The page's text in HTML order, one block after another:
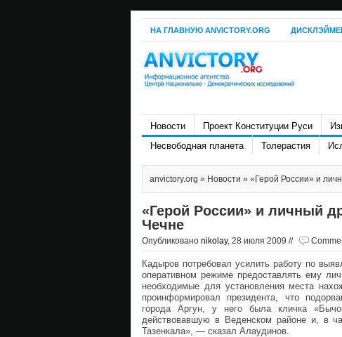
НА ГЛАВНУЮ ANVICTORY.ORG
Новости Проект Конституции Руси
Несвободная планета
Толерастия
anvictory.org » Новости » «Герой России» и
«Герой России» и личный
Чечне
Опубликовано nikolay, 28 июля 2009 //
Кадыров потребовал усилить работу по
оперативном режиме предоставлять ему
необходимые для установления места
проинформировал президента, что
города Аргун, у него была кличка
действовавшую в Веденском районе и, в
Тазенкала», — сказал Алаудинов.